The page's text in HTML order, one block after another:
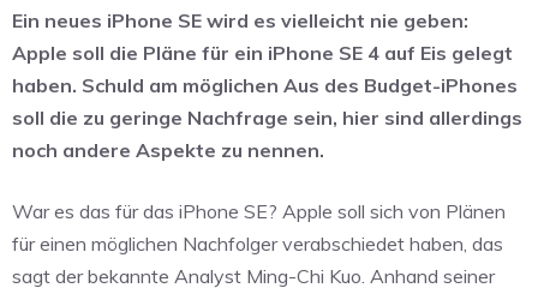
Ein neues iPhone SE wird es vielleicht nie geben:
Apple soll die Pläne für ein iPhone SE 4 auf Eis gelegt
haben. Schuld am möglichen Aus des Budget-iPhones
soll die zu geringe Nachfrage sein, hier sind allerdings
noch andere Aspekte zu nennen.
War es das für das iPhone SE? Apple soll sich von Plänen
für einen möglichen Nachfolger verabschiedet haben, das
sagt der bekannte Analyst Ming-Chi Kuo. Anhand seiner